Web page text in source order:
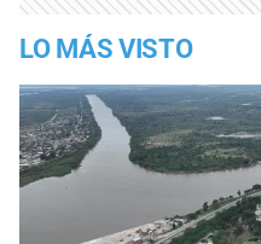
LO MÁS VISTO